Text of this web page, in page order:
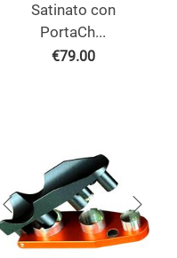
Satinato con
PortaCh...
€79.00